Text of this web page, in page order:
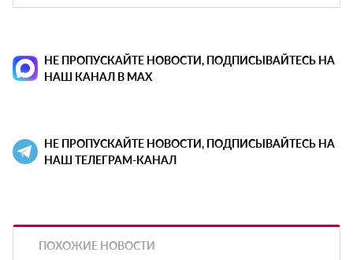
НЕ ПРОПУСКАЙТЕ НОВОСТИ, ПОДПИСЫВАЙТЕСЬ НА
НАШ КАНАЛ В MAX
НЕ ПРОПУСКАЙТЕ НОВОСТИ, ПОДПИСЫВАЙТЕСЬ НА
НАШ ТЕЛЕГРАМ-КАНАЛ
ПОХОЖИЕ НОВОСТИ